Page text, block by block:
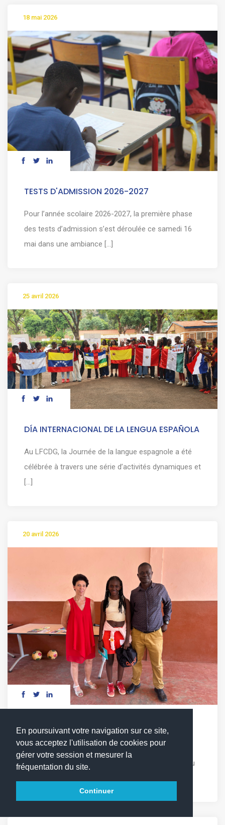
En poursuivant votre navigation sur ce site,
vous acceptez l'utilisation de cookies pour
gérer votre session et mesurer la
fréquentation du site.
Continuer
18 mai 2026
TESTS D'ADMISSION 2026-2027
Pour l’année scolaire 2026-2027, la première phase
des tests d’admission s’est déroulée ce samedi 16
mai dans une ambiance [...]
25 avril 2026
DÍA INTERNACIONAL DE LA LENGUA ESPAÑOLA
Au LFCDG, la Journée de la langue espagnole a été
célébrée à travers une série d’activités dynamiques et
[...]
20 avril 2026
DÉFI LECTURE : LES MOTS EN COMPÉTITION
Vendredi 17 avril, les élèves du cycle 3 ont relevé
avec enthousiasme le 1er défi lecture du LFCDG. Au